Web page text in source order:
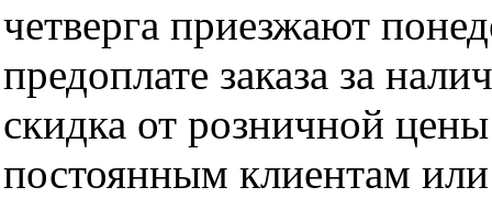
четверга приезжают
предоплате заказа за
скидка от розничной
постоянным клиентам